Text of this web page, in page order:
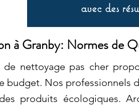
avec des
à Granby: Normes de
nettoyage pas cher
budget. Nos professionnels
produits écologiques.